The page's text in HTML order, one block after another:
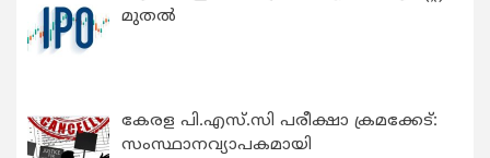
മുതൽ
കേരള പി.എസ്.സി പരീക്ഷാ ക്രമക്കേട്:
സംസ്ഥാനവ്യാപകമായി